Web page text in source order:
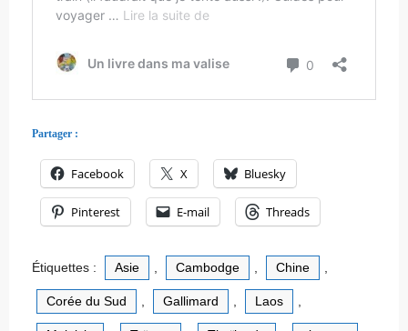
Partager :
Facebook X Bluesky
Pinterest E-mail Threads
Étiquettes : Asie , Cambodge , Chine ,
Corée du Sud , Gallimard , Laos ,